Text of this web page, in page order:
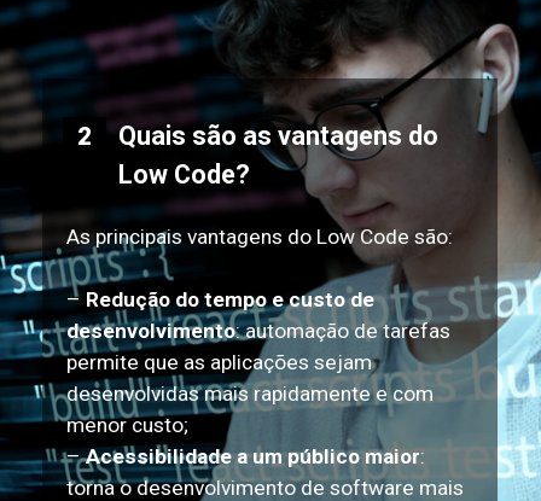
Quais são as vantagens do
Low Code?
As principais vantagens do Low Code são:
– Redução do tempo e custo de
desenvolvimento: automação de tarefas
permite que as aplicações sejam
desenvolvidas mais rapidamente e com
menor custo;
–Acessibilidade a um público maior:
torna o desenvolvimento de software mais
2